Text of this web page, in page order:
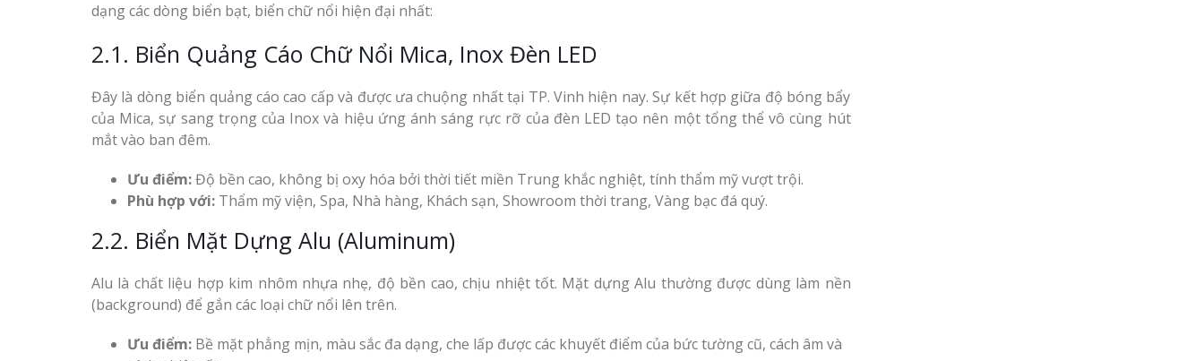
dạng các dòng biển bạt, biển chữ nổi hiện đại nhất:
2.1. Biển Quảng Cáo Chữ Nổi Mica, Inox Đèn LED
Đây là dòng biển quảng cáo cao cấp và được ưa chuộng nhất tại TP. Vinh hiện nay. Sự kết hợp giữa độ bóng bẩy
của Mica, sự sang trọng của Inox và hiệu ứng ánh sáng rực rỡ của đèn LED tạo nên một tổng thể vô cùng hút
mắt vào ban đêm.
Ưu điểm:Độ bền cao, không bị oxy hóa bởi thời tiết miền Trung khắc nghiệt, tính thẩm mỹ vượt trội.
Phù hợp với: Thẩm mỹ viện, Spa, Nhà hàng, Khách sạn, Showroom thời trang, Vàng bạc đá quý.
2.2. Biển Mặt Dựng Alu (Aluminum)
Alu là chất liệu hợp kim nhôm nhựa nhẹ, độ bền cao, chịu nhiệt tốt. Mặt dựng Alu thường được dùng làm nền
(background) để gắn các loại chữ nổi lên trên.
Ưu điểm: Bề mặt phẳng mịn, màu sắc đa dạng, che lấp được các khuyết điểm của bức tường cũ, cách âm và